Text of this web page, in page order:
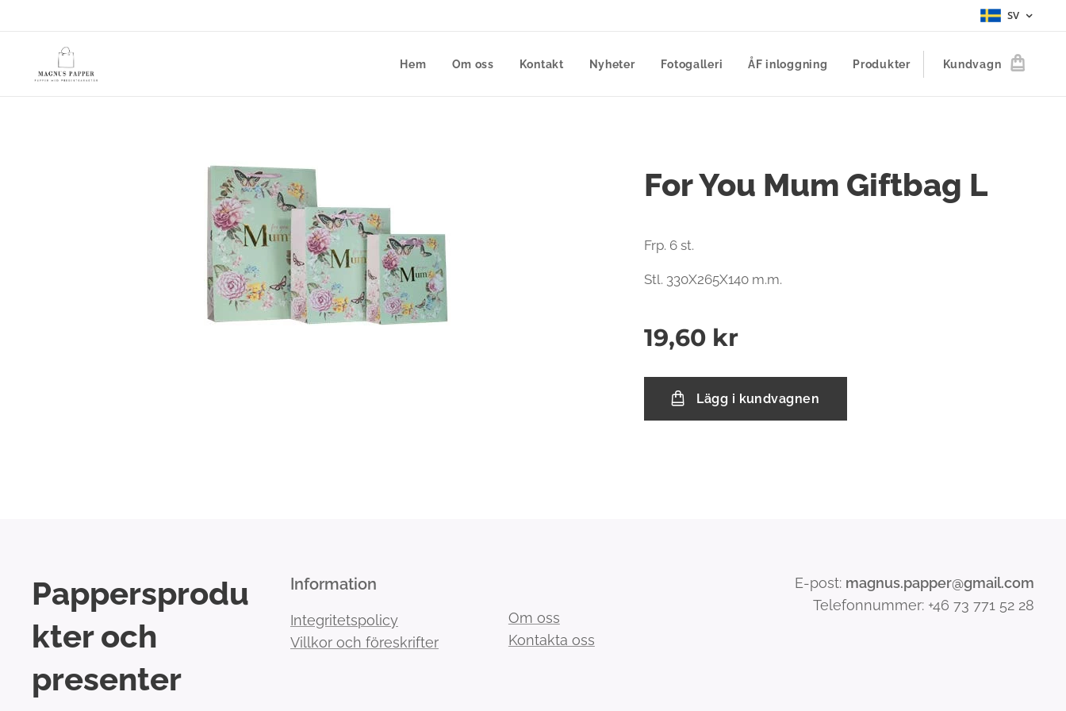
SV
Hem Om oss Kontakt Nyheter Fotogalleri ÅF inloggning Produkter Kundvagn
For You Mum Giftbag L
Frp. 6 st.
Stl. 330X265X140 m.m.
19,60 kr
Lägg i kundvagnen
Pappersprodu
kter och
presenter
Information
Integritetspolicy
Villkor och föreskrifter
Om oss
Kontakta oss
E-post: magnus.papper@gmail.com
Telefonnummer: +46 73 771 52 28